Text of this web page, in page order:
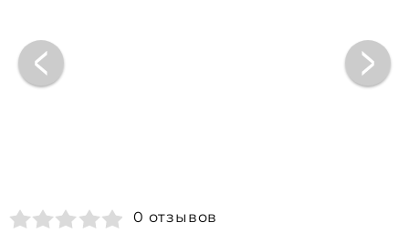
0 отзывов